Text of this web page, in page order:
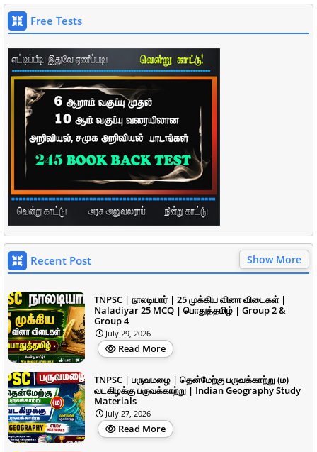
Free Tests
Recent Post Show More
TNPSC | நாலடியார் | 25 முக்கிய வினா விடைகள் |
Naladiyar 25 MCQ | பொதுத்தமிழ் | Group 2 &
Group 4
July 29, 2026
Read More
TNPSC | பருவமழை | தென்மேற்கு பருவக்காற்று (ம)
வடகிழக்கு பருவக்காற்று | Indian Geography Study
Materials
July 27, 2026
Read More